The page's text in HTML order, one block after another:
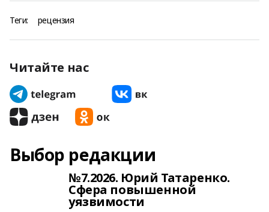
Теги: рецензия
Читайте нас
Выбор редакции
№7.2026. Юрий Татаренко.
Сфера повышенной
уязвимости